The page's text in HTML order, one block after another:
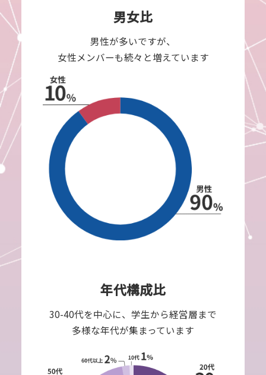
男女比
男性が多いですが、
女性メンバーも続々と増えています
年代構成比
30-40代を中心に、学生から経営層まで
多様な年代が集まっています